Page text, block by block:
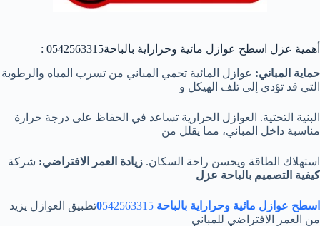
أهمية عزل اسطح عوازل مائية وحراراية بالباحة0542563315 :
حماية المباني: عوازل المائية تحمي المباني من تسرب المياه والرطوبة
التي قد تؤدي إلى تلف الهيكل و
البنية التحتية. العوازل الحرارية تساعد في الحفاظ على درجة حرارة
مناسبة داخل المباني، مما يقلل من
استهلاك الطاقة ويحسن راحة السكان. زيادة العمر الافتراضي: شركة
كيفية التصميم بالباحة عزل
اسطح عوازل مائية وحراراية بالباحة 0 542563315 تطبيق العوازل يزيد
من العمر الافتراضي للمباني